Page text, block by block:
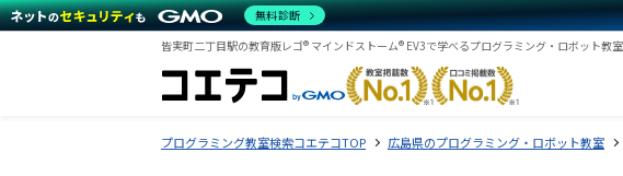
皆実町二丁目駅の教育版レゴ® マインドストーム® EV3で学べるプログラミング・ロボット教
プログラミング教室検索コエテコTOP 広島県のプログラミング・ロボット教室
無料診断